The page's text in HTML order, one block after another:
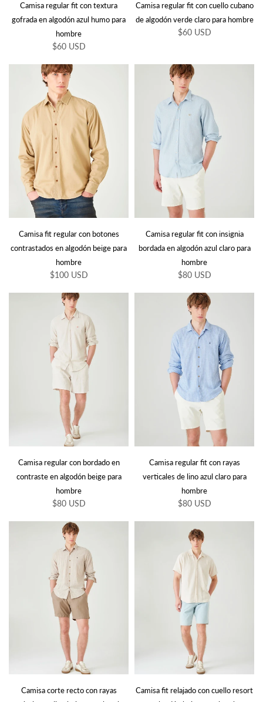
Camisa regular fit con textura
gofrada en algodón azul humo para
hombre
$60 USD
Camisa regular fit con cuello cubano
de algodón verde claro para hombre
$60 USD
Camisa fit regular con botones
contrastados en algodón beige para
hombre
$100 USD
Camisa regular fit con insignia
bordada en algodón azul claro para
hombre
$80 USD
Camisa regular con bordado en
contraste en algodón beige para
hombre
$80 USD
Camisa regular fit con rayas
verticales de lino azul claro para
hombre
$80 USD
Camisa corte recto con rayas
Camisa fit relajado con cuello resort